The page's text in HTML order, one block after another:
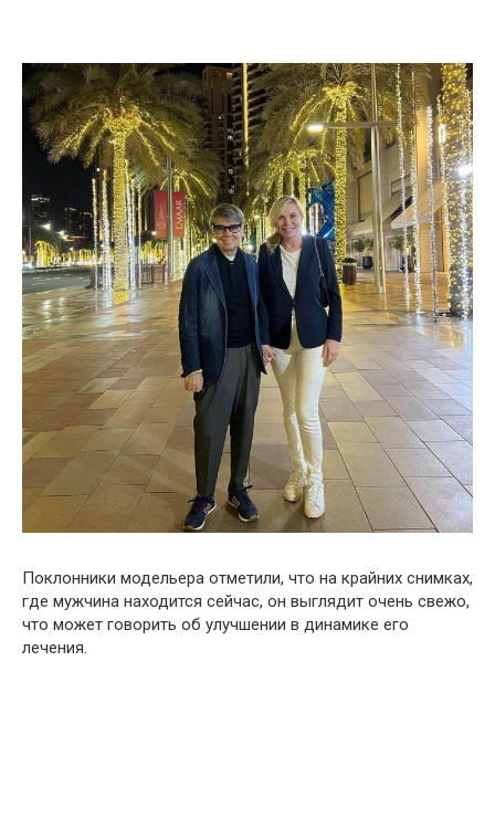
Поклонники модельера отметили, что на крайних снимках,
где мужчина находится сейчас, он выглядит очень свежо,
что может говорить об улучшении в динамике его
лечения.